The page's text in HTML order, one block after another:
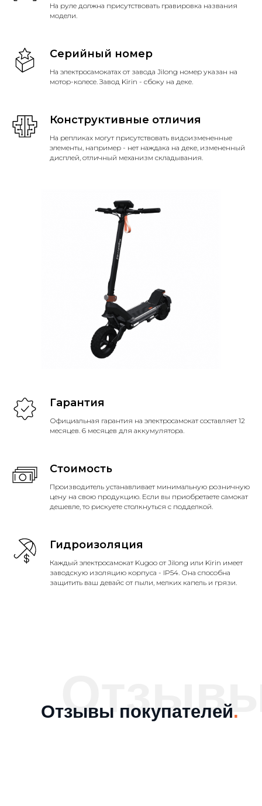
На руле должна присутствовать гравировка названия
модели.
Серийный номер
На электросамокатах от завода Jilong номер указан на
мотор-колесе. Завод Kirin - сбоку на деке.
Конструктивные отличия
На репликах могут присутствовать видоизмененные
элементы, например - нет наждака на деке, измененный
дисплей, отличный механизм складывания.
Гарантия
Официальная гарантия на электросамокат составляет 12
месяцев. 6 месяцев для аккумулятора.
Стоимость
Производитель устанавливает минимальную розничную
цену на свою продукцию. Если вы приобретаете самокат
дешевле, то рискуете столкнуться с подделкой.
Гидроизоляция
Каждый электросамокат Kugoo от Jilong или Kirin имеет
заводскую изоляцию корпуса - IP54. Она способна
защитить ваш девайс от пыли, мелких капель и грязи.
Отзывы покупателей.